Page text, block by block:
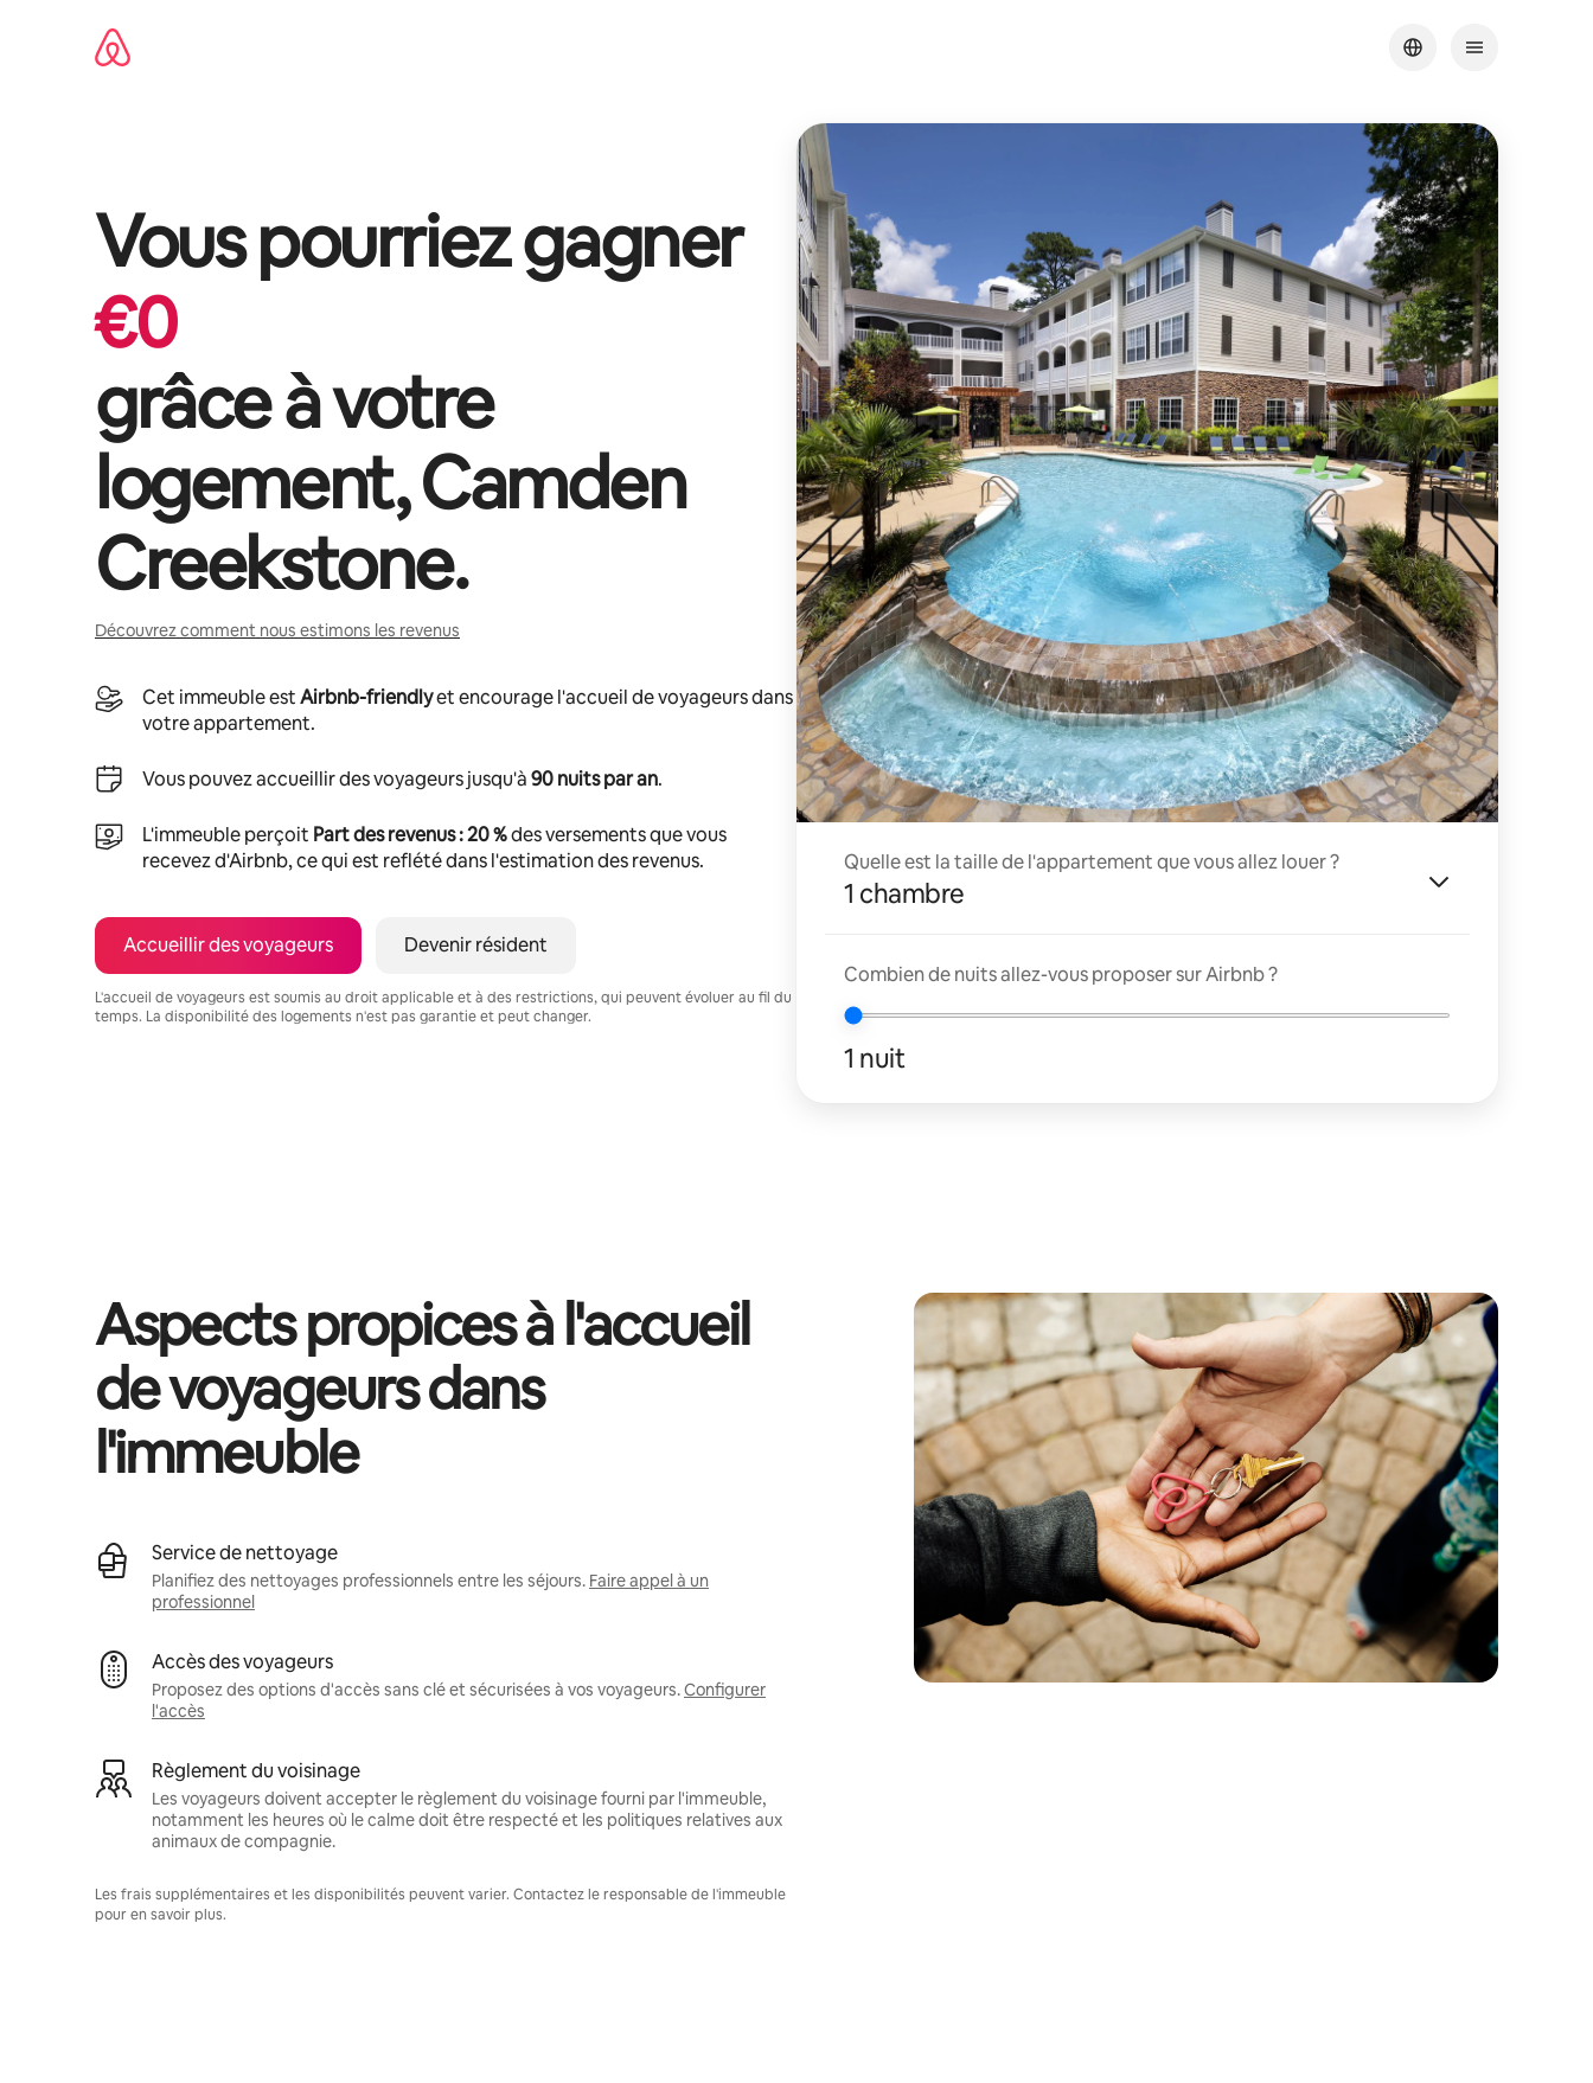
Vous pourriez gagner
€0
grâce à votre
logement,Camden
Creekstone.
Découvrez comment nous estimons les revenus
Cet immeuble estAirbnb-friendlyet encourage l'accueil de voyageurs dans
votre appartement.
Vous pouvez accueillir des voyageurs jusqu'à90 nuits par an.
L'immeuble perçoit Part des revenus : 20 %des versements que vous
recevez d'Airbnb, ce qui est reflété dans l'estimation des revenus.
Accueillir des voyageurs Devenir résident
L'accueil de voyageurs est soumis au droit applicable et à des restrictions, qui peuvent évoluer au fil du
temps. La disponibilité des logements n'est pas garantie et peut changer.
Quelle est la taille de l'appartement que vous allez louer ?
1 chambre
Combien de nuits allez-vous proposer sur Airbnb ?
1 nuit
Aspects propices à l'accueil
de voyageurs dans
l'immeuble
Service de nettoyage
Planifiez des nettoyages professionnels entre les séjours. Faire appel à un
professionnel
Accès des voyageurs
Proposez des options d'accès sans clé et sécurisées à vos voyageurs.Configurer
l'accès
Règlement du voisinage
Les voyageurs doivent accepter le règlement du voisinage fourni par l'immeuble,
notamment les heures où le calme doit être respecté et les politiques relatives aux
animaux de compagnie.
Les frais supplémentaires et les disponibilités peuvent varier. Contactez le responsable de l'immeuble
pour en savoir plus.